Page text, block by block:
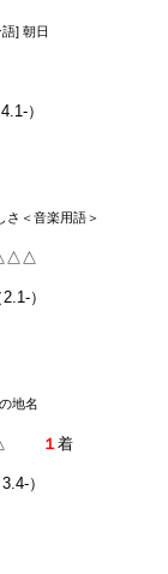
] 朝日
）
さ＜音楽用語＞
2.1-）
地名
１着
）